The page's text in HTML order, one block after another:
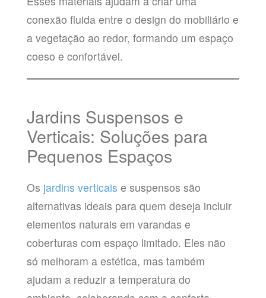
conexão fluida entre o design do mobiliário e
a vegetação ao redor, formando um espaço
coeso e confortável.
Jardins Suspensos e
Verticais: Soluções para
Pequenos Espaços
Os jardins verticais e suspensos são
alternativas ideais para quem deseja incluir
elementos naturais em varandas e
coberturas com espaço limitado. Eles não
só melhoram a estética, mas também
ajudam a reduzir a temperatura do